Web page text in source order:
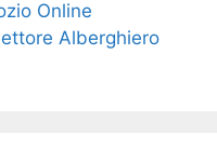
Online
Alberghiero